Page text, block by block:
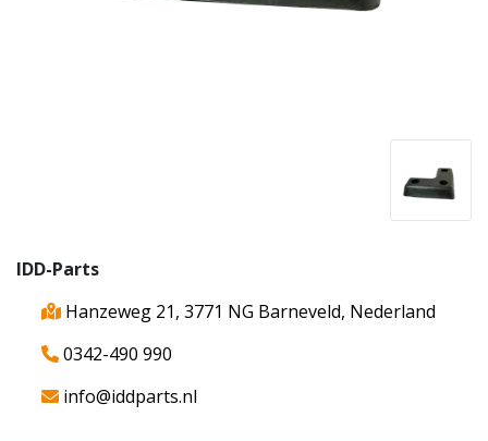
IDD-Parts
Hanzeweg 21, 3771 NG Barneveld, Nederland
0342-490 990
info@iddparts.nl